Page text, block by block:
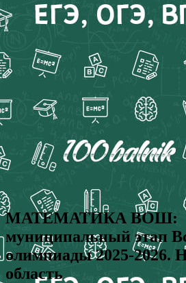
МАТЕМАТИКА ВОШ:
муниципальный этап
олимпиады 2025-2026.
область